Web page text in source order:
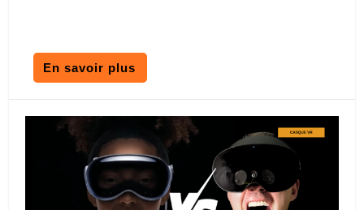
En savoir plus